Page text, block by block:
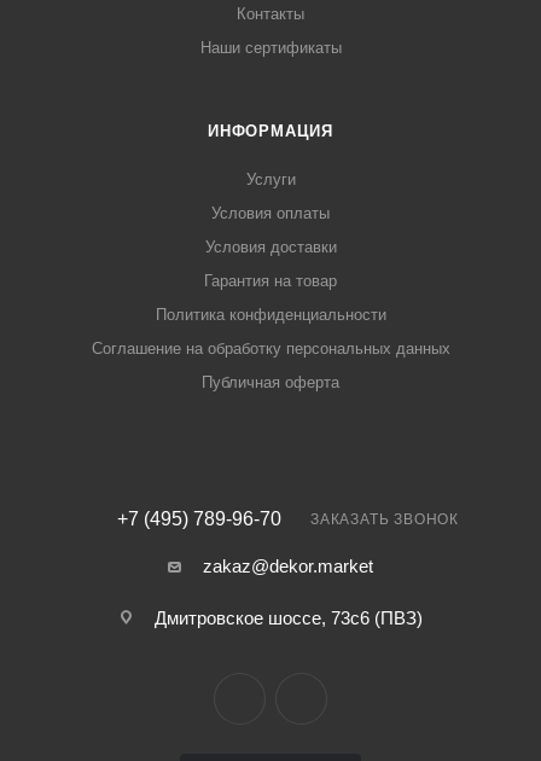
Контакты
Наши сертификаты
ИНФОРМАЦИЯ
Услуги
Условия оплаты
Условия доставки
Гарантия на товар
Политика конфиденциальности
Соглашение на обработку персональных данных
Публичная оферта
+7 (495) 789-96-70 ЗАКАЗАТЬ ЗВОНОК
zakaz@dekor.market
Дмитровское шоссе, 73с6 (ПВЗ)